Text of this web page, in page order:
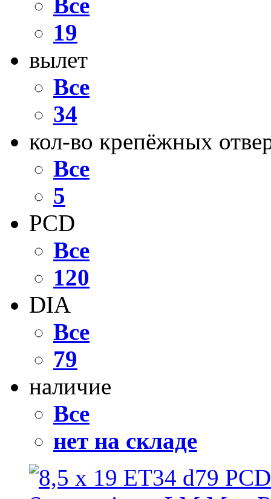
Все
19
вылет
Все
34
кол-во крепёжных
Все
5
PCD
Все
120
DIA
Все
79
наличие
Все
нет на складе